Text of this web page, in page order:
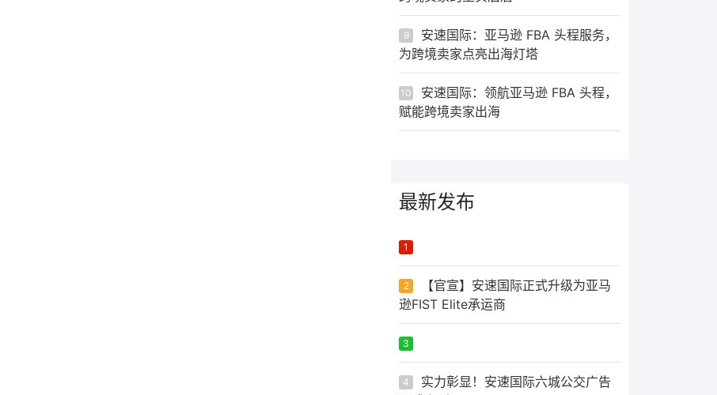
9
安速国际：亚马逊 FBA 头程服务，
为跨境卖家点亮出海灯塔
10
安速国际：领航亚马逊 FBA 头程，
赋能跨境卖家出海
最新发布
1
2
【官宣】安速国际正式升级为亚马
逊FIST Elite承运商
3
4
实力彰显！安速国际六城公交广告